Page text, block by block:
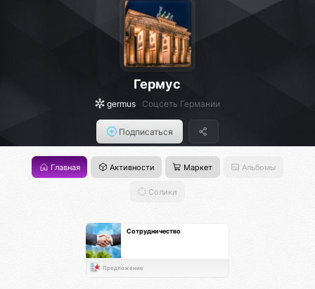
Гермус
germus Соцсеть Германии
Подписаться
Главная Активности Маркет Альбомы
Солики
Сотрудничество
Предложение